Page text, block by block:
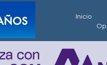
Inicio